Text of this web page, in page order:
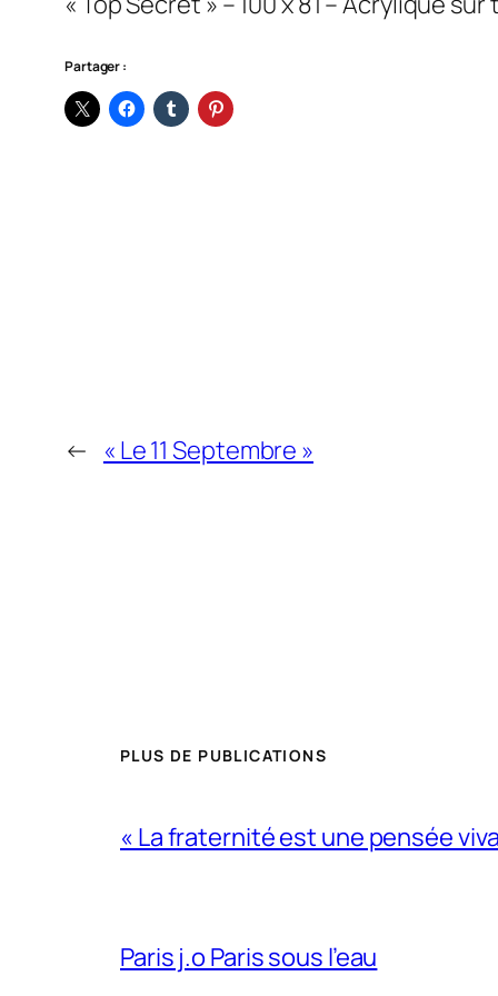
Partager :
← « Le 11 Septembre »
PLUS DE PUBLICATIONS
« La fraternité est une pensée
Paris j.o Paris sous l’eau